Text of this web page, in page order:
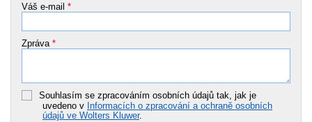
Váš e-mail *
Zpráva *
Souhlasím se zpracováním osobních údajů tak, jak je
uvedeno v Informacích o zpracování a ochraně osobních
údajů ve Wolters Kluwer.